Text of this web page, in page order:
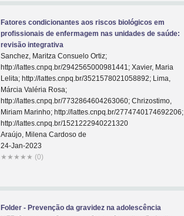
Fatores condicionantes aos riscos biológicos em
profissionais de enfermagem nas unidades de saúde:
revisão integrativa
Sanchez, Maritza Consuelo Ortiz;
http://lattes.cnpq.br/2942565000981441; Xavier, Maria
Lelita; http://lattes.cnpq.br/3521578021058892; Lima,
Márcia Valéria Rosa;
http://lattes.cnpq.br/7732864604263060; Chrizostimo,
Miriam Marinho; http://lattes.cnpq.br/2774740174692206;
http://lattes.cnpq.br/1521222940221320
Araújo, Milena Cardoso de
24-Jan-2023
★ ★ ★ ★ ★ (0)
Folder - Prevenção da gravidez na adolescência